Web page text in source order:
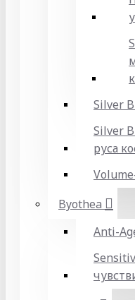
Silver
Silver
руса
Byothea
Anti-